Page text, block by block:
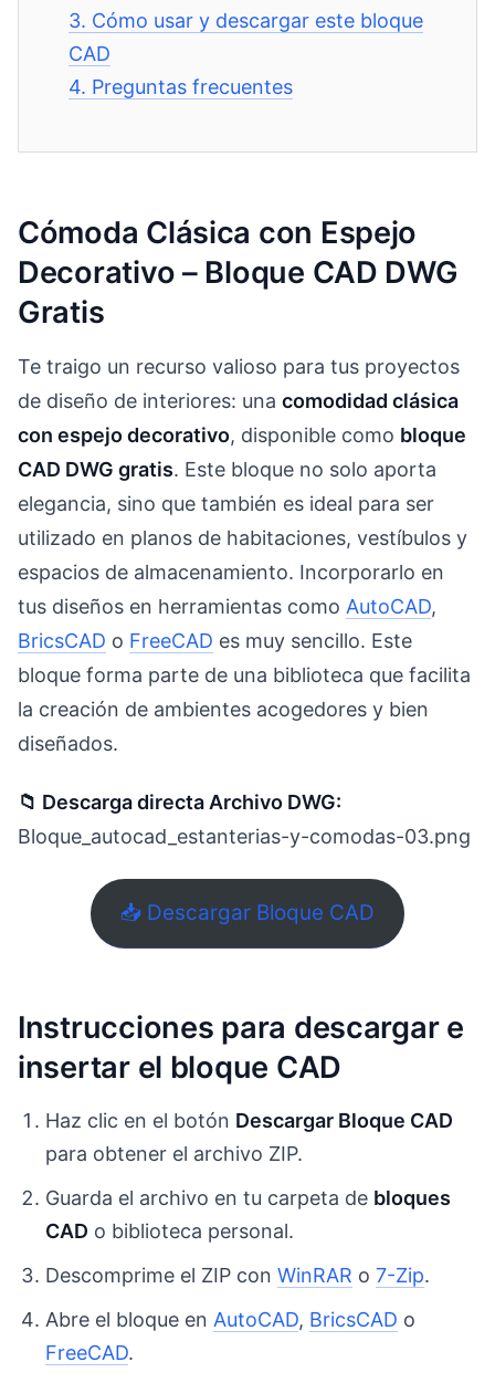
3. Cómo usar y descargar este bloque
CAD
4. Preguntas frecuentes
Cómoda Clásica con Espejo
Decorativo – Bloque CAD DWG
Gratis
Te traigo un recurso valioso para tus proyectos
de diseño de interiores: una comodidad clásica
con espejo decorativo, disponible como bloque
CAD DWG gratis. Este bloque no solo aporta
elegancia, sino que también es ideal para ser
utilizado en planos de habitaciones, vestíbulos y
espacios de almacenamiento. Incorporarlo en
tus diseños en herramientas como AutoCAD,
BricsCAD o FreeCAD es muy sencillo. Este
bloque forma parte de una biblioteca que facilita
la creación de ambientes acogedores y bien
diseñados.
📁 Descarga directa Archivo DWG:
Bloque_autocad_estanterias-y-comodas-03.png
📥 Descargar Bloque CAD
Instrucciones para descargar e
insertar el bloque CAD
Haz clic en el botón Descargar Bloque CAD
para obtener el archivo ZIP.
Guarda el archivo en tu carpeta de bloques
CAD o biblioteca personal.
Descomprime el ZIP conWinRAR o7-Zip.
Abre el bloque en AutoCAD, BricsCAD o
FreeCAD.